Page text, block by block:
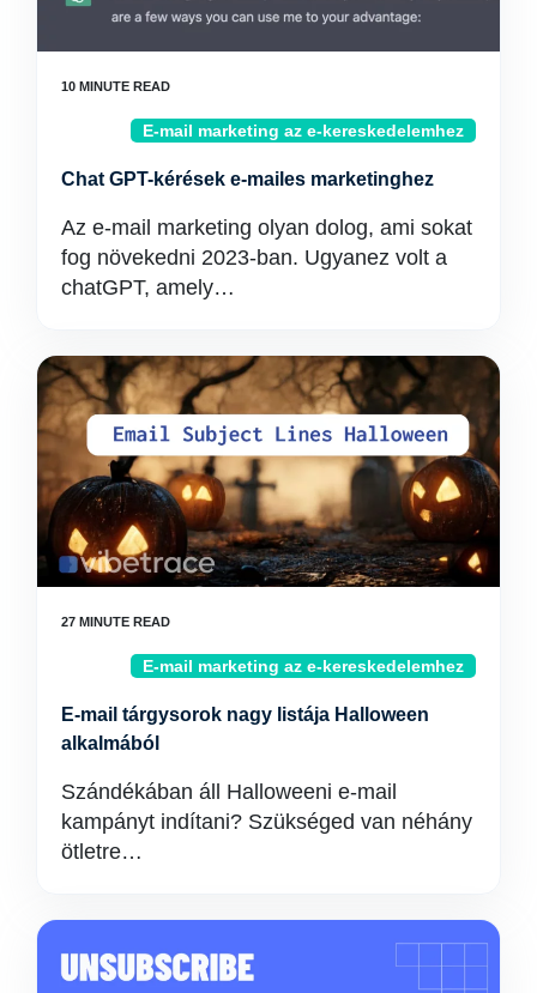
E-mail marketing az e-kereskedelemhez
Chat GPT-kérések e-mailes marketinghez
Az e-mail marketing olyan dolog, ami sokat
fog növekedni 2023-ban. Ugyanez volt a
chatGPT, amely…
E-mail marketing az e-kereskedelemhez
E-mail tárgysorok nagy listája Halloween
alkalmából
Szándékában áll Halloweeni e-mail
kampányt indítani? Szükséged van néhány
ötletre…